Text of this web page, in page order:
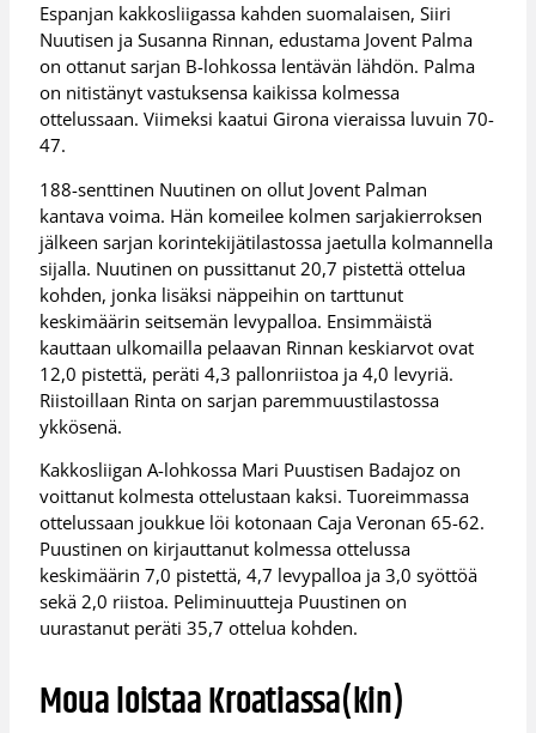
Espanjan kakkosliigassa kahden suomalaisen, Siiri
Nuutisen ja Susanna Rinnan, edustama Jovent Palma
on ottanut sarjan B-lohkossa lentävän lähdön. Palma
on nitistänyt vastuksensa kaikissa kolmessa
ottelussaan. Viimeksi kaatui Girona vieraissa luvuin 70-
47.
188-senttinen Nuutinen on ollut Jovent Palman
kantava voima. Hän komeilee kolmen sarjakierroksen
jälkeen sarjan korintekijätilastossa jaetulla kolmannella
sijalla. Nuutinen on pussittanut 20,7 pistettä ottelua
kohden, jonka lisäksi näppeihin on tarttunut
keskimäärin seitsemän levypalloa. Ensimmäistä
kauttaan ulkomailla pelaavan Rinnan keskiarvot ovat
12,0 pistettä, peräti 4,3 pallonriistoa ja 4,0 levyriä.
Riistoillaan Rinta on sarjan paremmuustilastossa
ykkösenä.
Kakkosliigan A-lohkossa Mari Puustisen Badajoz on
voittanut kolmesta ottelustaan kaksi. Tuoreimmassa
ottelussaan joukkue löi kotonaan Caja Veronan 65-62.
Puustinen on kirjauttanut kolmessa ottelussa
keskimäärin 7,0 pistettä, 4,7 levypalloa ja 3,0 syöttöä
sekä 2,0 riistoa. Peliminuutteja Puustinen on
uurastanut peräti 35,7 ottelua kohden.
Moua loistaa Kroatiassa(kin)